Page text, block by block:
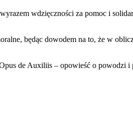
wyrazem wdzięczności za pomoc i
będąc dowodem na to, że w
de Auxiliis – opowieść o powodzi i